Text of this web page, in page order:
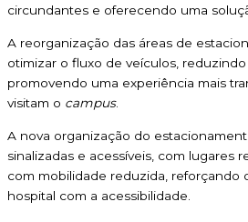
circundantes e oferecendo uma
A reorganização das áreas de
otimizar o fluxo de veículos,
promovendo uma experiência mais
visitam o campus.
A nova organização do
sinalizadas e acessíveis, com lugares
com mobilidade reduzida, reforçando
hospital com a acessibilidade.